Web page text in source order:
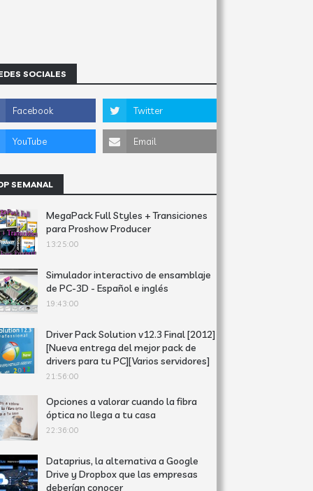
SOCIALES
SEMANAL
MegaPack Full Styles + Transiciones
para Proshow Producer
13:25:00
Simulador interactivo de ensamblaje
de PC-3D - Español e inglés
19:43:00
Driver Pack Solution v12.3 Final [2012]
[Nueva entrega del mejor pack de
drivers para tu PC][Varios servidores]
21:56:00
Opciones a valorar cuando la fibra
óptica no llega a tu casa
22:36:00
Dataprius, la alternativa a Google
Drive y Dropbox que las empresas
deberían conocer